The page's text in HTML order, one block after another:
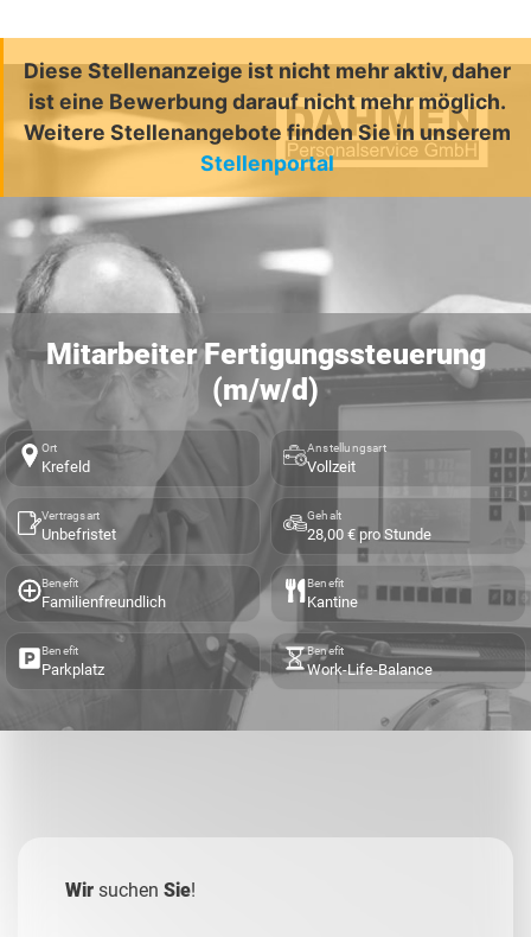
Diese Stellenanzeige ist nicht mehr aktiv, daher
ist eine Bewerbung darauf nicht mehr möglich.
Weitere Stellenangebote finden Sie in unserem
Stellenportal
Mitarbeiter Fertigungssteuerung
(m/w/d)
Ort
Krefeld
Anstellungsart
Vollzeit
Vertragsart
Unbefristet
Gehalt
28,00 € pro Stunde
Benefit
Familienfreundlich
Benefit
Kantine
Benefit
Parkplatz
Benefit
Work-Life-Balance
Wir suchen Sie!